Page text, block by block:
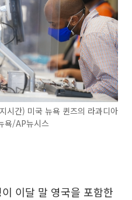
간) 미국 뉴욕 퀸즈의 라과디아
욕/AP뉴시스
이달 말 영국을 포함한